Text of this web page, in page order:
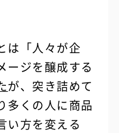
は「人々が企
ージを醸成する
が、突き詰めて
多くの人に商品
い方を変える